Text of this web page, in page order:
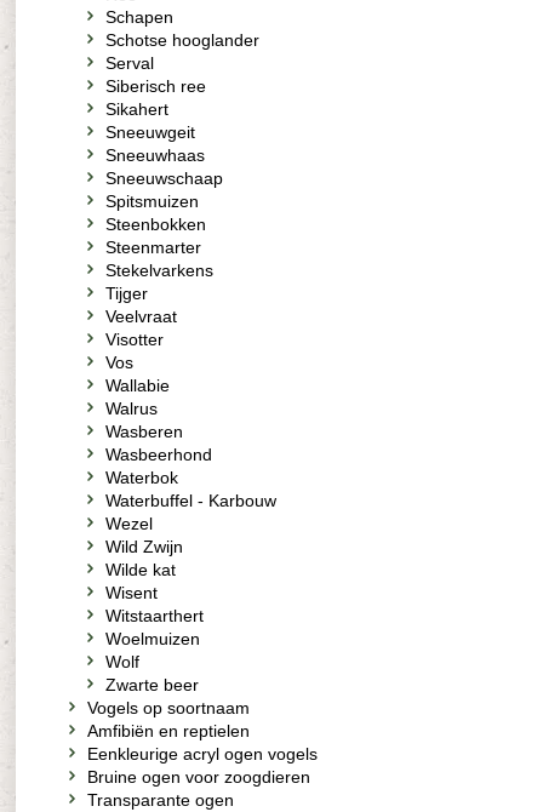
Schapen
Schotse hooglander
Serval
Siberisch ree
Sikahert
Sneeuwgeit
Sneeuwhaas
Sneeuwschaap
Spitsmuizen
Steenbokken
Steenmarter
Stekelvarkens
Tijger
Veelvraat
Visotter
Vos
Wallabie
Walrus
Wasberen
Wasbeerhond
Waterbok
Waterbuffel - Karbouw
Wezel
Wild Zwijn
Wilde kat
Wisent
Witstaarthert
Woelmuizen
Wolf
Zwarte beer
Vogels op soortnaam
Amfibiën en reptielen
Eenkleurige acryl ogen vogels
Bruine ogen voor zoogdieren
Transparante ogen